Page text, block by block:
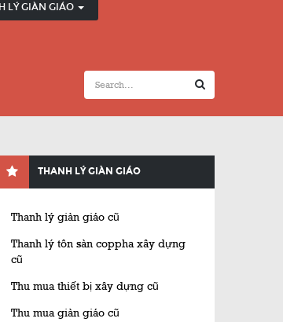
LÝ GIÀN GIÁO
THANH LÝ GIÀN GIÁO
Thanh lý giàn giáo cũ
Thanh lý tôn sàn coppha xây dựng
cũ
Thu mua thiết bị xây dựng cũ
Thu mua giàn giáo cũ